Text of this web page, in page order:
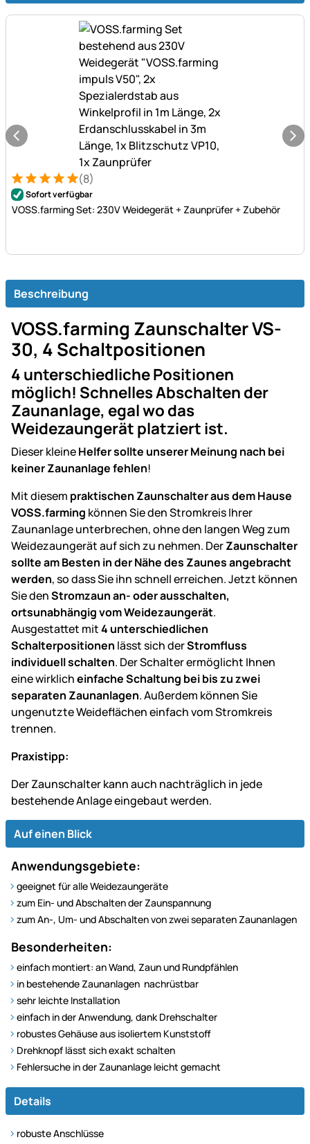
Bewertung: 5 von 5 (8 Bewertungen)
8 Bewertungen
(8)
Sofort verfügbar
VOSS.farming Set: 230V Weidegerät + Zaunprüfer + Zubehör
Beschreibung
VOSS.farming Zaunschalter VS-
30, 4 Schaltpositionen
4 unterschiedliche Positionen
möglich! Schnelles Abschalten der
Zaunanlage, egal wo das
Weidezaungerät platziert ist.
Dieser kleineHelfer sollte unserer Meinung nach bei
keiner Zaunanlage fehlen!
Mit diesem praktischen Zaunschalter aus dem Hause
VOSS.farming können Sie den Stromkreis Ihrer
Zaunanlage unterbrechen, ohne den langen Weg zum
Weidezaungerät auf sich zu nehmen. DerZaunschalter
sollte am Besten in der Nähe des Zaunes angebracht
werden, so dass Sie ihn schnell erreichen. Jetzt können
Sie denStromzaun an- oder ausschalten,
ortsunabhängig vom Weidezaungerät.
Ausgestattet mit4 unterschiedlichen
Schalterpositionen lässt sich derStromfluss
individuell schalten. Der Schalter ermöglicht Ihnen
eine wirklicheinfache Schaltung bei bis zu zwei
separaten Zaunanlagen. Außerdem können Sie
ungenutzte Weideflächen einfach vom Stromkreis
trennen.
Praxistipp:
Der Zaunschalter kann auch nachträglich in jede
bestehende Anlage eingebaut werden.
Auf einen Blick
Anwendungsgebiete:
geeignet für alle Weidezaungeräte
zum Ein- und Abschalten der Zaunspannung
zum An-, Um- und Abschalten von zwei separaten Zaunanlagen
Besonderheiten:
einfach montiert: an Wand, Zaun und Rundpfählen
in bestehende Zaunanlagen nachrüstbar
sehr leichte Installation
einfach in der Anwendung, dank Drehschalter
robustes Gehäuse aus isoliertem Kunststoff
Drehknopf lässt sich exakt schalten
Fehlersuche in der Zaunanlage leicht gemacht
Details
robuste Anschlüsse